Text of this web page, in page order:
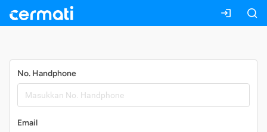
No. Handphone
Email